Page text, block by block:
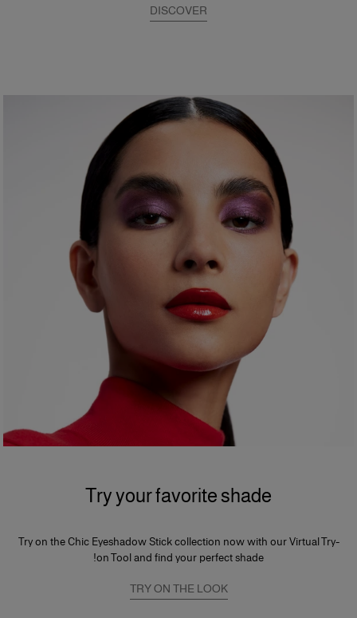
DISCOVER
Try your favorite shade
Try on the Chic Eyeshadow Stick collection now with our Virtual Try-
on Tool and find your perfect shade!
TRY ON THE LOOK